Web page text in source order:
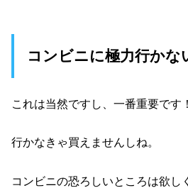
コンビニに極力行かな
これは当然ですし、一番重要です！
行かなきゃ買えませんしね。
コンビニの恐ろしいところは欲し